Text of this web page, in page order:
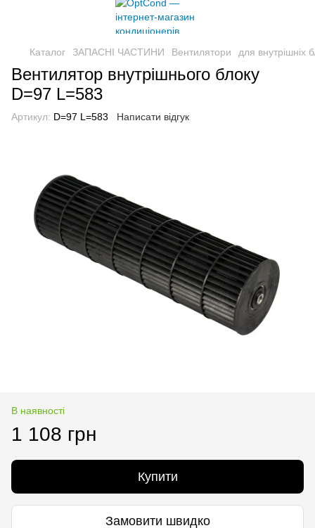
Каталог ЗАПАСНІ ЧАСТИНИ Вентилятори для внутрішніх
Вентилятор внутрішнього блоку
D=97 L=583
Артикул: D=97 L=583 Написати відгук
В наявності
1 108 грн
Купити
Замовити швидко